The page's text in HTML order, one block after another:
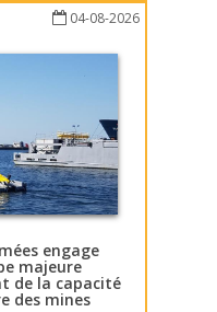
04-08-2026
engage
majeure
de la capacité
des mines